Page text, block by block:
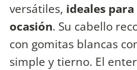
versátiles, ideales
ocasión. Su cabello
con gomitas blancas
simple y tierno. El